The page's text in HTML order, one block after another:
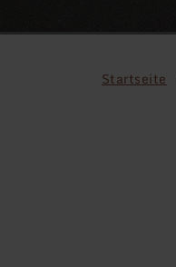
Startseite